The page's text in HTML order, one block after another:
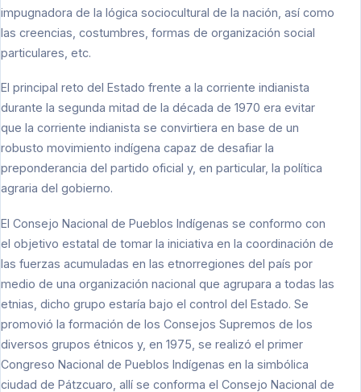
impugnadora de la lógica sociocultural de la nación, así como
las creencias, costumbres, formas de organización social
particulares, etc.
El principal reto del Estado frente a la corriente indianista
durante la segunda mitad de la década de 1970 era evitar
que la corriente indianista se convirtiera en base de un
robusto movimiento indígena capaz de desafiar la
preponderancia del partido oficial y, en particular, la política
agraria del gobierno.
EI Consejo Nacional de Pueblos Indígenas se conformo con
el objetivo estatal de tomar la iniciativa en la coordinación de
las fuerzas acumuladas en las etnorregiones del país por
medio de una organización nacional que agrupara a todas las
etnias, dicho grupo estaría bajo el control del Estado. Se
promovió la formación de los Consejos Supremos de los
diversos grupos étnicos y, en 1975, se realizó el primer
Congreso Nacional de Pueblos Indígenas en la simbólica
ciudad de Pátzcuaro, allí se conforma el Consejo Nacional de